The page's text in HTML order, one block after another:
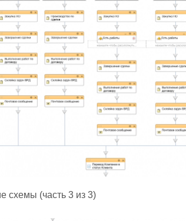
схемы (часть 3 из 3)